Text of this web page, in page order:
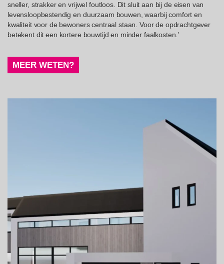
sneller, strakker en vrijwel foutloos. Dit sluit aan bij de eisen van
levensloopbestendig en duurzaam bouwen, waarbij comfort en
kwaliteit voor de bewoners centraal staan. Voor de opdrachtgever
betekent dit een kortere bouwtijd en minder faalkosten.’
MEER WETEN?